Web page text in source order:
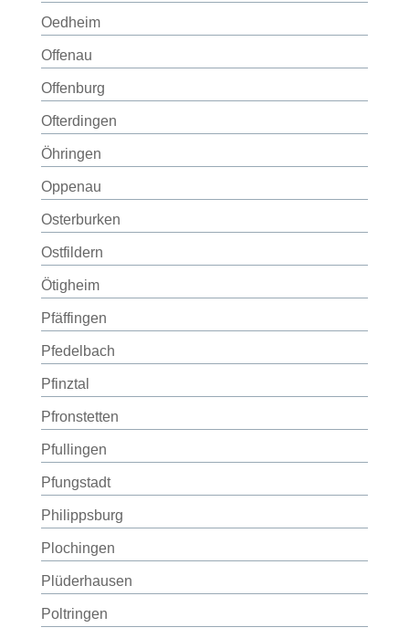
Oedheim
Offenau
Offenburg
Ofterdingen
Öhringen
Oppenau
Osterburken
Ostfildern
Ötigheim
Pfäffingen
Pfedelbach
Pfinztal
Pfronstetten
Pfullingen
Pfungstadt
Philippsburg
Plochingen
Plüderhausen
Poltringen